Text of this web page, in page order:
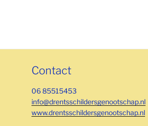
Contact
06 85515453
info@drentsschildersgenootschap.nl
www.drentsschildersgenootschap.nl